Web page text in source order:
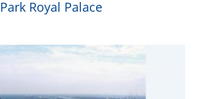
Park Royal Palace